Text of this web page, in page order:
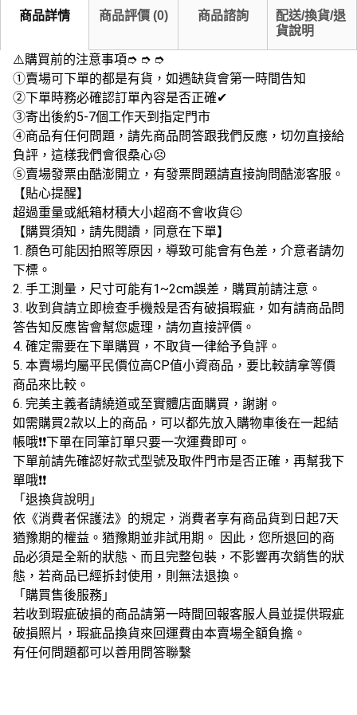
商品詳情 商品評價 (0) 商品諮詢
配送/換貨/退
貨說明
⚠️購買前的注意事項➮ ➮ ➮
➀賣場可下單的都是有貨，如遇缺貨會第一時間告知
➁下單時務必確認訂單內容是否正確✔
➂寄出後約5-7個工作天到指定門市
➃商品有任何問題，請先商品問答跟我們反應，切勿直接給
負評，這樣我們會很桑心☹
➄賣場發票由酷澎開立，有發票問題請直接詢問酷澎客服。
【貼心提醒】
超過重量或紙箱材積大小超商不會收貨☹️
【購買須知，請先閱讀，同意在下單】
1. 顏色可能因拍照等原因，導致可能會有色差，介意者請勿
下標。
2. 手工測量，尺寸可能有1~2cm誤差，購買前請注意。
3. 收到貨請立即檢查手機殼是否有破損瑕疵，如有請商品問
答告知反應皆會幫您處理，請勿直接評價。
4. 確定需要在下單購買，不取貨一律給予負評。
5. 本賣場均屬平民價位高CP值小資商品，要比較請拿等價
商品來比較。
6. 完美主義者請繞道或至實體店面購買，謝謝。
如需購買2款以上的商品，可以都先放入購物車後在一起結
帳哦❗❗下單在同筆訂單只要一次運費即可。
下單前請先確認好款式型號及取件門市是否正確，再幫我下
單哦❗❗
「退換貨說明」
依《消費者保護法》的規定，消費者享有商品貨到日起7天
猶豫期的權益。猶豫期並非試用期。 因此，您所退回的商
品必須是全新的狀態、而且完整包裝，不影響再次銷售的狀
態，若商品已經拆封使用，則無法退換。
「購買售後服務」
若收到瑕疵破損的商品請第一時間回報客服人員並提供瑕疵
破損照片，瑕疵品換貨來回運費由本賣場全額負擔。
有任何問題都可以善用問答聯繫